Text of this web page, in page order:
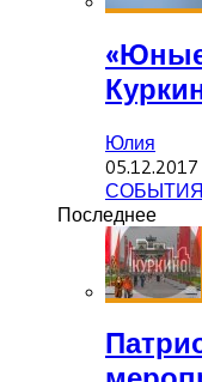
Юлия
05.12.2017
СОБЫТИЯ
Последнее